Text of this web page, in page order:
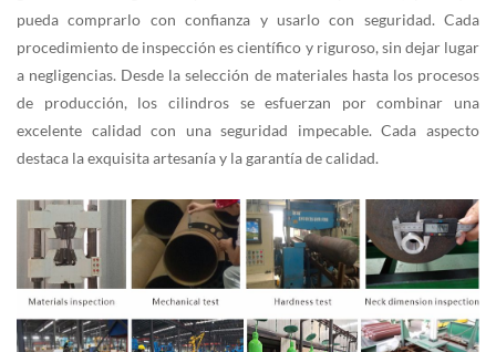
pueda comprarlo con confianza y usarlo con seguridad. Cada
procedimiento de inspección es científico y riguroso, sin dejar lugar
a negligencias. Desde la selección de materiales hasta los procesos
de producción, los cilindros se esfuerzan por combinar una
excelente calidad con una seguridad impecable. Cada aspecto
destaca la exquisita artesanía y la garantía de calidad.